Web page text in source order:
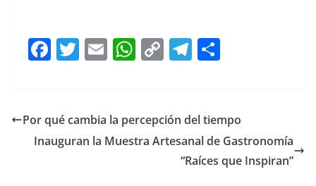
F
a
e
b
T
w
er
E
m
l
W
h
s
A
C
o
y
Li
T
el
gr
a
m
e
Por qué cambia la percepción del tiempo
Inauguran la Muestra Artesanal de Gastronomía
“Raíces que Inspiran”